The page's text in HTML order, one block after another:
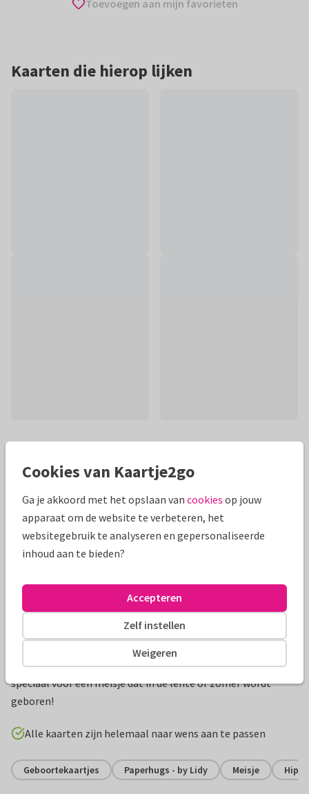
Toevoegen aan mijn favorieten
Kaarten die hierop lijken
Productinformatie
Een kleurrijk en origineel geboortekaartje in ronde vorm,
speciaal voor een meisje dat in de lente of zomer wordt
geboren!
Alle kaarten zijn helemaal naar wens aan te passen
Geboortekaartjes Paperhugs - by Lidy Meisje Hip
Cookies van Kaartje2go
Ga je akkoord met het opslaan van cookies op jouw
apparaat om de website te verbeteren, het
websitegebruik te analyseren en gepersonaliseerde
inhoud aan te bieden?
Weigeren
Zelf instellen
Accepteren